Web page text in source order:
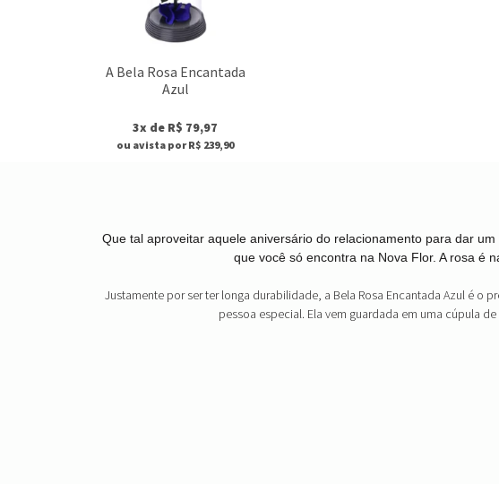
A Bela Rosa Encantada
Azul
3x de R$ 79,97
ou avista por R$ 239,90
Que tal aproveitar aquele aniversário do relacionamento para dar
que você só encontra na Nova Flor. A rosa é
Justamente por ser ter longa durabilidade, a Bela Rosa Encantada Azul é o
pessoa especial. Ela vem guardada em uma cúpula